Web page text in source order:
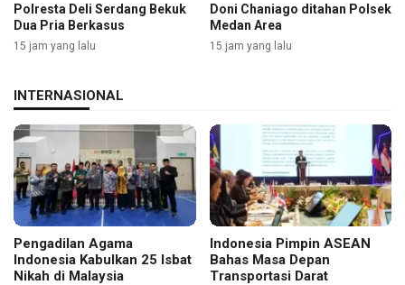
Polresta Deli Serdang Bekuk
Dua Pria Berkasus
15 jam yang lalu
Doni Chaniago ditahan Polsek
Medan Area
15 jam yang lalu
INTERNASIONAL
Pengadilan Agama
Indonesia Kabulkan 25 Isbat
Nikah di Malaysia
Indonesia Pimpin ASEAN
Bahas Masa Depan
Transportasi Darat